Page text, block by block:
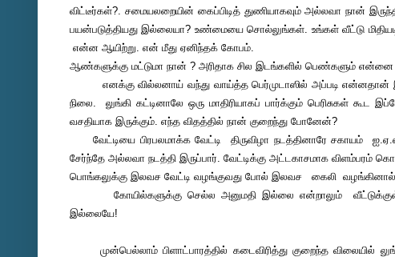
விட்டீர்கள்?. சமையலறையின் கைப்பிடித் துணியாகவும் அல்லவா நான்
பயன்படுத்தியது இல்லையா? உண்மையை சொல்லுங்கள். உங்கள் வீட்டு
என்ன ஆயிற்று. என் மீது ஏனிந்தக் கோபம்.
ஆண்களுக்கு மட்டுமா நான் ? அரிதாக சில இடங்களில் பெண்களும் என்னை
எனக்கு வில்லனாய் வந்து வாய்த்த பெர்முடாஸில் அப்படி என்னதான்
நிலை. லுங்கி கட்டினாலே ஒரு மாதிரியாகப் பார்க்கும் பெரிசுகள்
வசதியாக இருக்கும். எந்த விதத்தில் நான் குறைந்து போனேன்?
வேட்டியை பிரபலமாக்க வேட்டி திருவிழா நடத்தினாரே சகாயம்
சேர்ந்தே அல்லவா நடத்தி இருப்பார். வேட்டிக்கு அட்டகாசமாக விளம்பரம்
பொங்கலுக்கு இலவச வேட்டி வழங்குவது போல் இலவச கைலி
கோயில்களுக்கு செல்ல அனுமதி இல்லை என்றாலும்
இல்லையே!
முன்பெல்லாம் பிளாட்பாரத்தில் கடைவிரித்து குறைந்த விலையில்